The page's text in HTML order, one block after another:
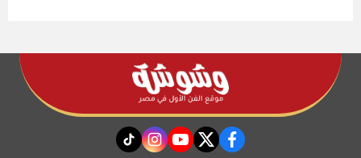
facebook
twitter
youtube
instagram
tiktok